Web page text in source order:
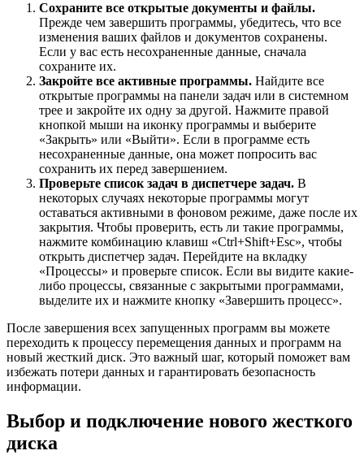
Сохраните все открытые документы и файлы.
Прежде чем завершить программы, убедитесь, что все
изменения ваших файлов и документов сохранены.
Если у вас есть несохраненные данные, сначала
сохраните их.
Закройте все активные программы. Найдите все
открытые программы на панели задач или в системном
трее и закройте их одну за другой. Нажмите правой
кнопкой мыши на иконку программы и выберите
«Закрыть» или «Выйти». Если в программе есть
несохраненные данные, она может попросить вас
сохранить их перед завершением.
Проверьте список задач в диспетчере задач. В
некоторых случаях некоторые программы могут
оставаться активными в фоновом режиме, даже после их
закрытия. Чтобы проверить, есть ли такие программы,
нажмите комбинацию клавиш «Ctrl+Shift+Esc», чтобы
открыть диспетчер задач. Перейдите на вкладку
«Процессы» и проверьте список. Если вы видите какие-
либо процессы, связанные с закрытыми программами,
выделите их и нажмите кнопку «Завершить процесс».
После завершения всех запущенных программ вы можете
переходить к процессу перемещения данных и программ на
новый жесткий диск. Это важный шаг, который поможет вам
избежать потери данных и гарантировать безопасность
информации.
Выбор и подключение нового жесткого
диска